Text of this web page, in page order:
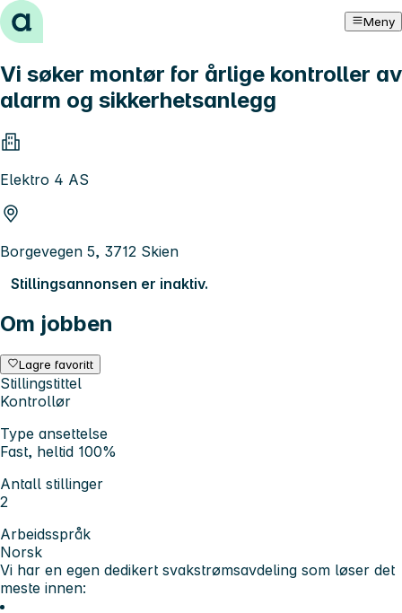
Hopp til innhold Meny
Vi søker montør for årlige kontroller av
alarm og sikkerhetsanlegg
Elektro 4 AS
Borgevegen 5, 3712 Skien
Stillingsannonsen er inaktiv.
Om jobben
Lagre favoritt
Stillingstittel
Kontrollør
Type ansettelse
Fast, heltid 100%
Antall stillinger
2
Arbeidsspråk
Norsk
Vi har en egen dedikert svakstrømsavdeling som løser det
meste innen: